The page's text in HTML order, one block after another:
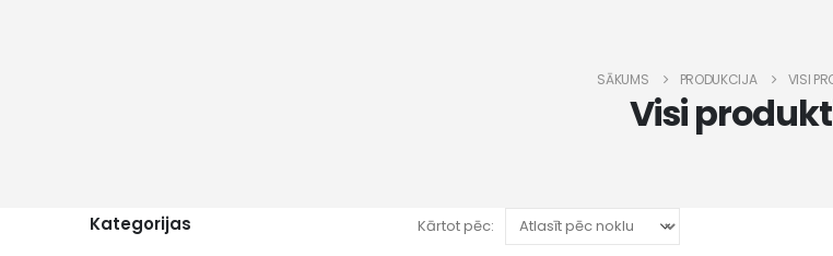
SĀKUMS PRODUKCIJA VISI
Visi
Kārtot pēc:
Kategorijas